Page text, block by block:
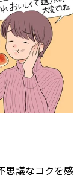
思議なコクを感